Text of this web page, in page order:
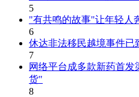
5
"有共鸣的故事"让年轻人
6
休达非法移民越境事件已
7
网络平台成多款新药首发
货"
8